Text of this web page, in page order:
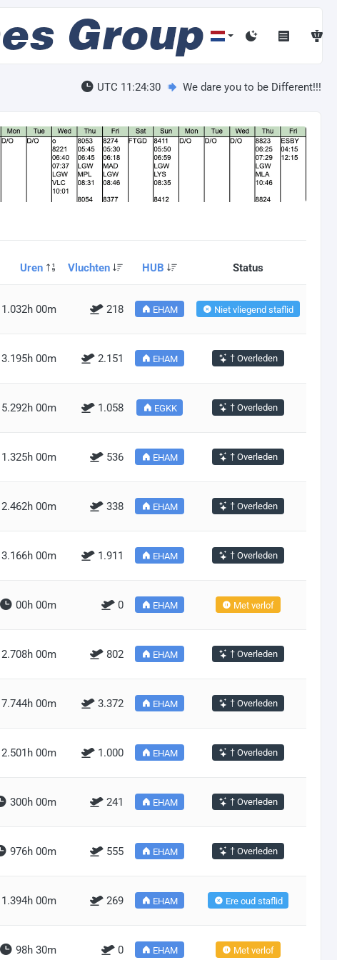
UTC 11:24:31 We dare you to be Different!!!
Uren Vluchten HUB Status
1.032h 00m 218 EHAM Niet vliegend staflid
3.195h 00m 2.151 EHAM † Overleden
5.292h 00m 1.058 EGKK † Overleden
1.325h 00m 536 EHAM † Overleden
2.462h 00m 338 EHAM † Overleden
3.166h 00m 1.911 EHAM † Overleden
00h 00m 0 EHAM Met verlof
2.708h 00m 802 EHAM † Overleden
7.744h 00m 3.372 EHAM † Overleden
2.501h 00m 1.000 EHAM † Overleden
300h 00m 241 EHAM † Overleden
976h 00m 555 EHAM † Overleden
1.394h 00m 269 EHAM Ere oud staflid
98h 30m 0 EHAM Met verlof